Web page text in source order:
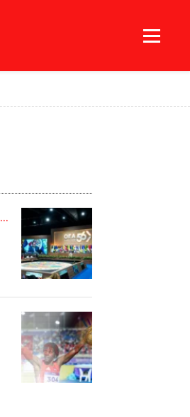
ORGANIZACIÓN DE ESTADOS AMERICANOS (OEA)